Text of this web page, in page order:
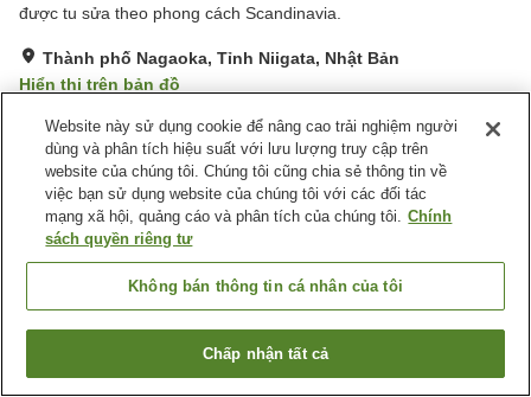
được tu sửa theo phong cách Scandinavia.
Thành phố Nagaoka, Tỉnh Niigata, Nhật Bản
Hiển thị trên bản đồ
Rất tốt Đánh giá:378lượt
Tiện nghi chỗ nghỉ
Bãi đỗ xe
Spa / Salon
Nhà hàng
Trang chủ Nhật Bản Tỉnh Niigata
Thành phố Nagaoka
Nagaoka Grand Hotel (BBH Hotel Group)
Tìm phòng trống
Website này sử dụng cookie để nâng cao trải nghiệm người
dùng và phân tích hiệu suất với lưu lượng truy cập trên
website của chúng tôi. Chúng tôi cũng chia sẻ thông tin về
việc bạn sử dụng website của chúng tôi với các đối tác
mạng xã hội, quảng cáo và phân tích của chúng tôi. Chính
sách quyền riêng tư
Không bán thông tin cá nhân của tôi
Chấp nhận tất cả